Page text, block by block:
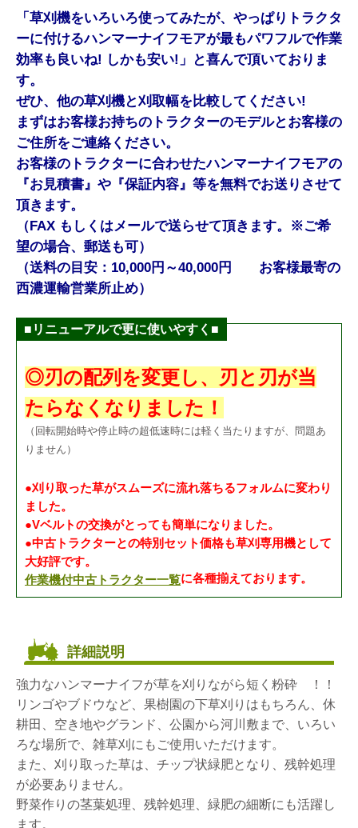
「草刈機をいろいろ使ってみたが、やっぱりトラクタ
ーに付けるハンマーナイフモアが最もパワフルで作業
効率も良いね! しかも安い!」
と喜んで頂いておりま
す。
ぜひ、他の草刈機と刈取幅を比較してください!
まずはお客様お持ちのトラクターのモデルとお客様の
ご住所をご連絡ください。
お客様のトラクターに合わせたハンマーナイフモアの
『お見積書』や『保証内容』等を無料でお送りさせて
頂きます。
（FAX もしくはメールで送らせて頂きます。※ご希
望の場合、郵送も可）
（送料の目安：10,000円～40,000円 お客様最寄の
西濃運輸営業所止め）
■リニューアルで更に使いやすく■
◎刃の配列を変更し、刃と刃が当
たらなくなりました！
（回転開始時や停止時の超低速時には軽く当たりますが、問題あ
りません）
●刈り取った草がスムーズに流れ落ちるフォルムに変わり
ました。
●Vベルトの交換がとっても簡単になりました。
●中古トラクターとの特別セット価格も草刈専用機として
大好評です。
作業機付中古トラクター一覧に各種揃えております。
詳細説明
強力なハンマーナイフが草を刈りながら短く粉砕 ！！
リンゴやブドウなど、果樹園の下草刈りはもちろん、休
耕田、空き地やグランド、公園から河川敷まで、いろい
ろな場所で、雑草刈にもご使用いただけます。
また、刈り取った草は、チップ状緑肥となり、残幹処理
が必要ありません。
野菜作りの茎葉処理、残幹処理、緑肥の細断にも活躍し
ます。